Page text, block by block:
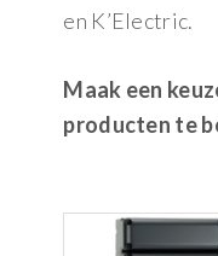
en K’Electric.
Maak een
producten te